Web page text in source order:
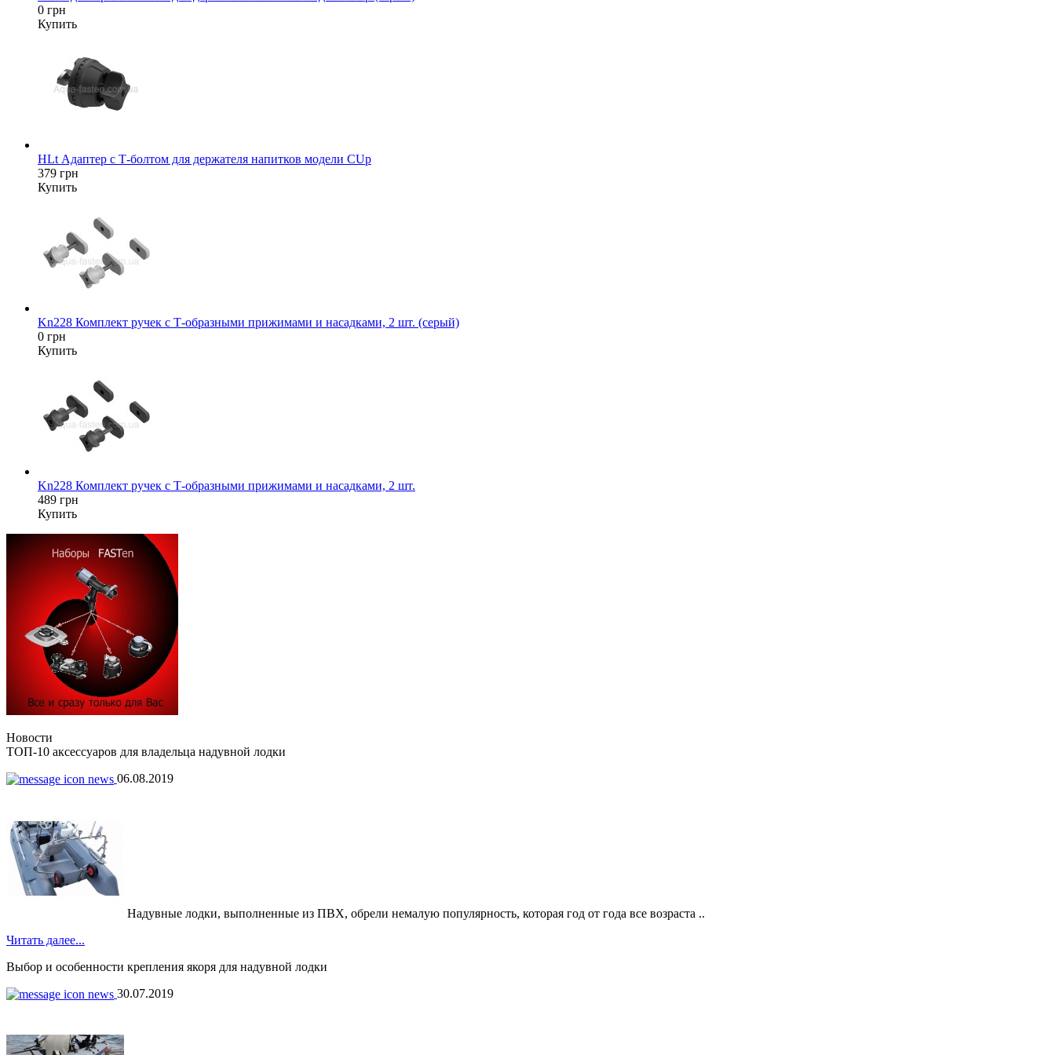
0 грн
Купить
HLt Адаптер c Т-болтом для держателя напитков модели CUp
379 грн
Купить
Kn228 Комплект ручек с Т-образными прижимами и насадками, 2 шт. (серый)
0 грн
Купить
Kn228 Комплект ручек с Т-образными прижимами и насадками, 2 шт.
489 грн
Купить
Новости
ТОП-10 аксессуаров для владельца надувной лодки
06.08.2019
Надувные лодки, выполненные из ПВХ, обрели немалую популярность, которая год от года все возраста ..
Читать далее...
Выбор и особенности крепления якоря для надувной лодки
30.07.2019